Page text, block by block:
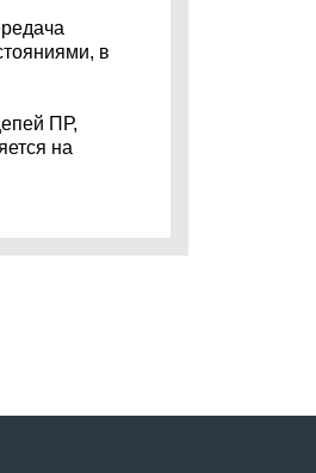
в
ПР,
на